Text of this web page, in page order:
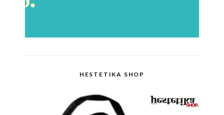
HESTETIKA SHOP